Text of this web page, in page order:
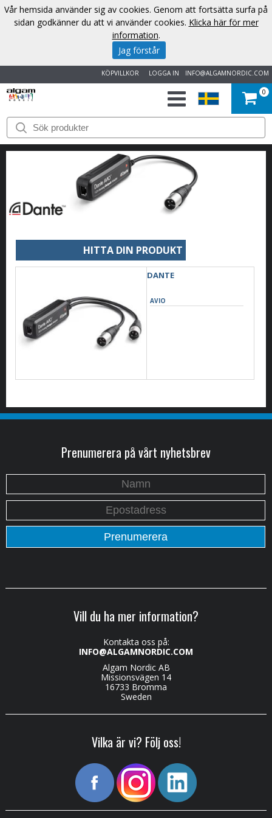
INFO@ALGAMNORDIC.COM
LOGGA IN
KÖPVILLKOR
START
VARUMÄRKEN
NYHETER
OSS
KONTAKT
0
HITTA DIN PRODUKT
DANTE
AVIO
Prenumerera på vårt nyhetsbrev
Vill du ha mer information?
Kontakta oss på:
INFO@ALGAMNORDIC.COM
Algam Nordic AB
Missionsvägen 14
16733 Bromma
Sweden
Vilka är vi? Följ oss!
Vår hemsida använder sig av cookies. Genom att fortsätta surfa på
sidan godkänner du att vi använder cookies. Klicka här för mer
information.
Jag förstår